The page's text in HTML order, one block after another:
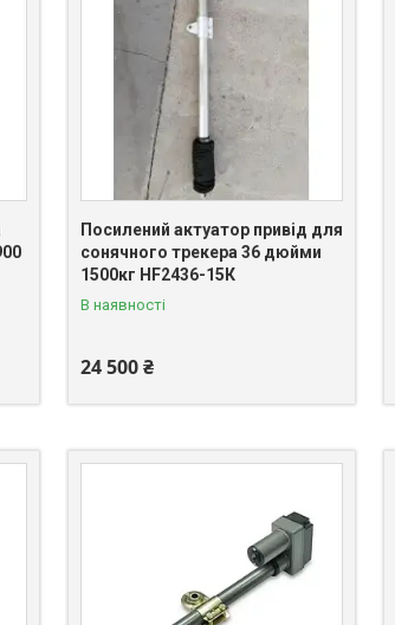
Посилений актуатор привід для
сонячного трекера 36 дюйми
1500кг HF2436-15К
В наявності
24 500 ₴